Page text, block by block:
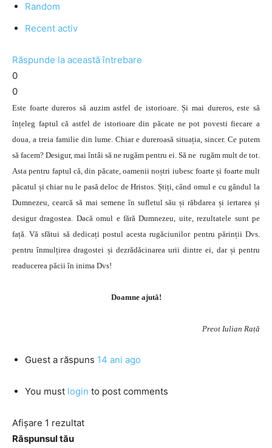
Random
Recent activ
Răspunde la această întrebare
0
0
Este foarte dureros să auzim astfel de istorioare. Și mai dureros, este să
înțeleg faptul că astfel de istorioare din păcate ne pot povesti fiecare a
doua, a treia familie din lume. Chiar e dureroasă situația, sincer. Ce putem
să facem? Desigur, mai întâi să ne rugăm pentru ei. Să ne rugăm mult de tot.
Asta pentru faptul că, din păcate, oamenii noștri iubesc foarte și foarte mult
păcatul și chiar nu le pasă deloc de Hristos. Știți, când omul e cu gândul la
Dumnezeu, cearcă să mai semene în sufletul său și răbdarea și iertarea și
desigur dragostea. Dacă omul e fără Dumnezeu, uite, rezultatele sunt pe
față. Vă sfătui să dedicați postul acesta rugăciunilor pentru părinții Dvs.
pentru înmulțirea dragostei și dezrădăcinarea urii dintre ei, dar și pentru
readucerea păcii în inima Dvs!
Doamne ajută!
Preot Iulian Rață
Guest a răspuns 14 ani ago
You must login to post comments
Afișare 1 rezultat
Răspunsul tău